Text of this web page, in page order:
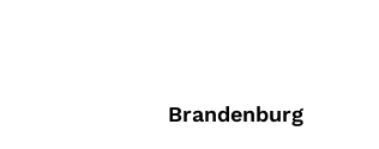
Brandenburg